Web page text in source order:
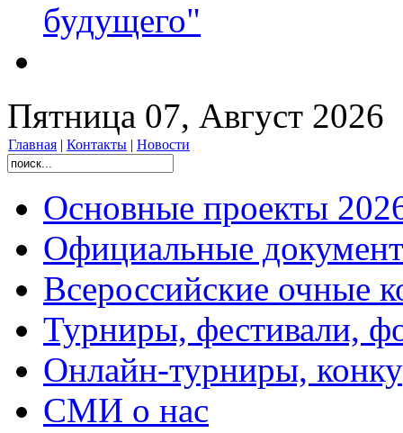
будущего"
Пятница 07, Август 2026
Главная | Контакты | Новости
Основные проекты
Официальные
Всероссийские очные
Турниры, фестивали,
Онлайн-турниры,
СМИ о нас
наук
«Интеллект